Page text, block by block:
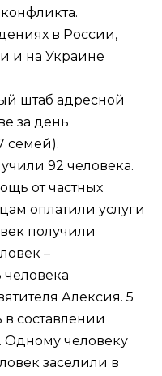
в России,
и на Украине
штаб адресной
за день
семей).
92 человека.
от частных
оплатили услуги
получили
–
человека
Алексия. 5
составлении
Одному человеку
заселили в